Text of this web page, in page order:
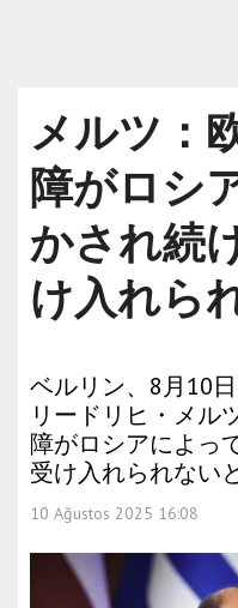
メルツ：
障がロシ
かされ続
け入れら
ベルリン、8月10
リードリヒ・メル
障がロシアによっ
受け入れられない
10 Ağustos 2025 16:08